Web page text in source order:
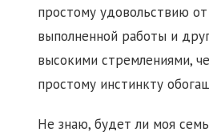
простому удовольствию
выполненной работы и
высокими стремлениями,
простому инстинкту
Не знаю, будет ли моя